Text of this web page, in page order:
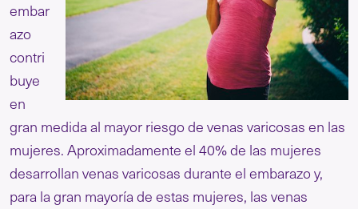
embar
azo
contri
buye
en
gran medida al mayor riesgo de venas varicosas en las
mujeres. Aproximadamente el 40% de las mujeres
desarrollan venas varicosas durante el embarazo y,
para la gran mayoría de estas mujeres, las venas